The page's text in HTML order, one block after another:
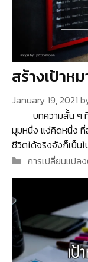
สร้างเป้าห
January 19, 2021
บทความสั้น ๆ
มุมหนึ่ง แง่คิดหนึ่ง ที่อ
ชีวิตได้จริงจังก็เป็น
Categories
การเปลี่ยนแปล